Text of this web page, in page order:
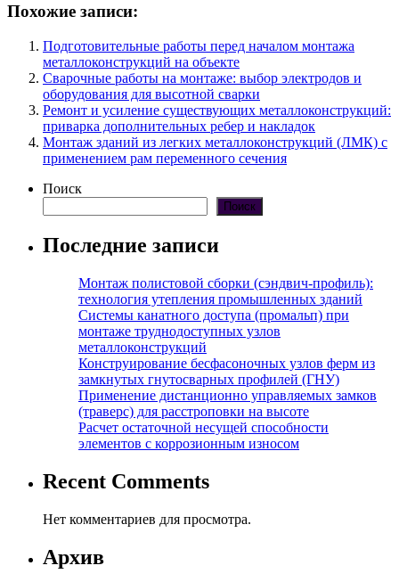
Похожие записи:
Подготовительные работы перед началом монтажа
металлоконструкций на объекте
Сварочные работы на монтаже: выбор электродов и
оборудования для высотной сварки
Ремонт и усиление существующих металлоконструкций:
приварка дополнительных ребер и накладок
Монтаж зданий из легких металлоконструкций (ЛМК) с
применением рам переменного сечения
Поиск
Поиск
Последние записи
Монтаж полистовой сборки (сэндвич-профиль):
технология утепления промышленных зданий
Системы канатного доступа (промальп) при
монтаже труднодоступных узлов
металлоконструкций
Конструирование бесфасоночных узлов ферм из
замкнутых гнутосварных профилей (ГНУ)
Применение дистанционно управляемых замков
(траверс) для расстроповки на высоте
Расчет остаточной несущей способности
элементов с коррозионным износом
Recent Comments
Нет комментариев для просмотра.
Архив